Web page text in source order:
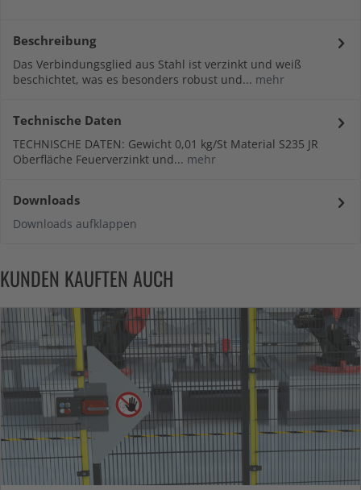
Beschreibung
Das Verbindungsglied aus Stahl ist verzinkt und weiß
beschichtet, was es besonders robust und... mehr
Technische Daten
TECHNISCHE DATEN: Gewicht 0,01 kg/St Material S235 JR
Oberfläche Feuerverzinkt und... mehr
Downloads
Downloads aufklappen
KUNDEN KAUFTEN AUCH